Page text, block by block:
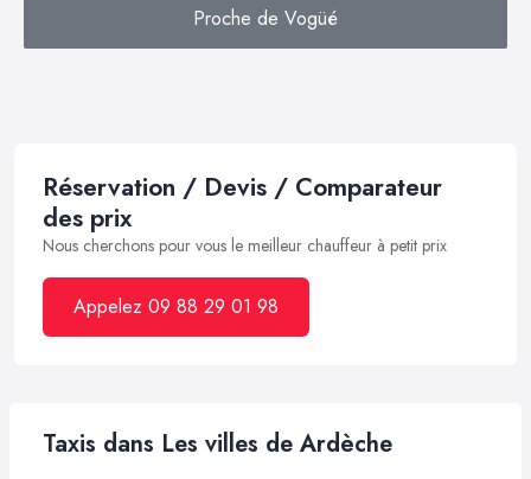
Proche de Vogüé
Réservation / Devis / Comparateur
des prix
Nous cherchons pour vous le meilleur chauffeur à petit prix
Appelez 09 88 29 01 98
Taxis dans Les villes de Ardèche